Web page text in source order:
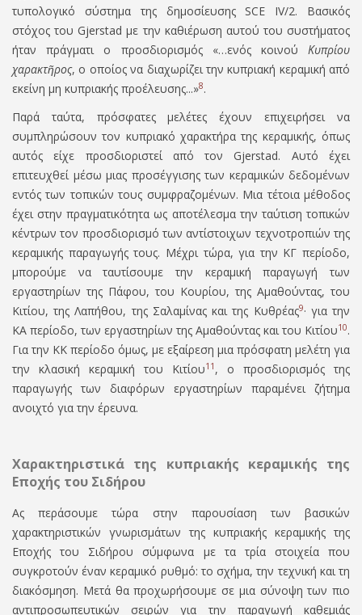
τυπολογικό σύστημα της δημοσίευσης SCE IV/2. Βασικός
στόχος του Gjerstadμε την καθιέρωση αυτού του συστήματος
ήταν πράγματι ο προσδιορισμός «…ενός κοινού Κυπρίου
χαρακτῆρος, ο οποίος να διαχωρίζει την κυπριακή κεραμική από
εκείνη μη κυπριακής προέλευσης...»8.
Παρά ταύτα, πρόσφατες μελέτες έχουν επιχειρήσει να
συμπληρώσουν τον κυπριακό χαρακτήρα της κεραμικής, όπως
αυτός είχε προσδιοριστεί από τον Gjerstad. Αυτό έχει
επιτευχθεί μέσω μιας προσέγγισης των κεραμικών δεδομένων
εντός των τοπικών τους συμφραζομένων. Μια τέτοια μέθοδος
έχει στην πραγματικότητα ως αποτέλεσμα την ταύτιση τοπικών
κέντρων τον προσδιορισµό των αντίστοιχων τεχνοτροπιών της
κεραµικής παραγωγής τους. Μέχρι τώρα, για την ΚΓ περίοδο,
μπορούμε να ταυτίσουμε την κεραμική παραγωγή των
εργαστηρίων της Πάφου, του Κουρίου, της Αμαθούντας, του
Κιτίου, της Λαπήθου, της Σαλαμίνας και της Κυθρέας9· για την
ΚΑ περίοδο, των εργαστηρίων της Αμαθούντας και του Κιτίου10.
Για την ΚΚ περίοδο όμως, με εξαίρεση μια πρόσφατη μελέτη για
την κλασική κεραμική του Κιτίου11 , ο προσδιορισµός της
παραγωγής των διαφόρων εργαστηρίων παραµένει ζήτηµα
ανοιχτό για την έρευνα.
Χαρακτηριστικά της κυπριακής κεραμικής της
Εποχής του Σιδήρου
Ας περάσουμε τώρα στην παρουσίαση των βασικών
χαρακτηριστικών γνωρισμάτων της κυπριακής κεραμικής της
Εποχής του Σιδήρου σύμφωνα με τα τρία στοιχεία που
συγκροτούν έναν κεραμικό ρυθμό: το σχήμα, την τεχνική και τη
διακόσμηση. Μετά θα προχωρήσουμε σε μια σύνοψη των πιο
αντιπροσωπευτικών σειρών για την παραγωγή καθεμιάς